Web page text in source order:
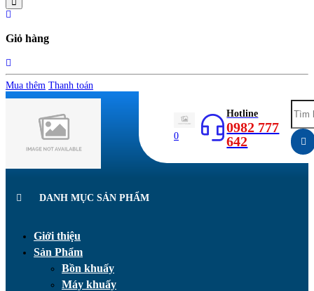
Giỏ hàng
Mua thêm Thanh toán
0
Hotline
0982 777
642
DANH MỤC SẢN PHẨM
Giới thiệu
Sản Phẩm
Bồn khuấy
Máy khuấy